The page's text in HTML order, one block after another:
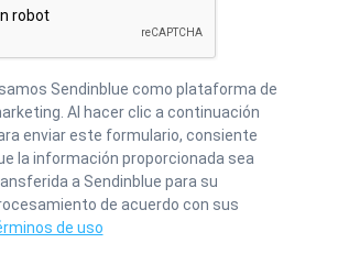
Sendinblue como plataforma de
Al hacer clic a continuación
enviar este formulario, consiente
la información proporcionada sea
a Sendinblue para su
de acuerdo con sus
de uso